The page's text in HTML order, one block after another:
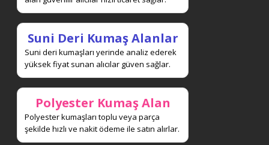
Suni Deri Kumaş Alanlar
Suni deri kumaşları yerinde analiz ederek
yüksek fiyat sunan alıcılar güven sağlar.
Polyester Kumaş Alan
Polyester kumaşları toplu veya parça
şekilde hızlı ve nakit ödeme ile satın alırlar.